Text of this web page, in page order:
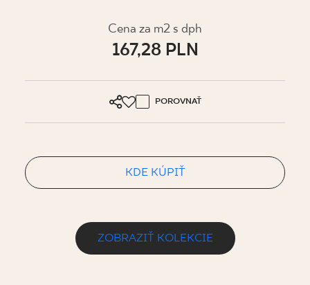
SK DE UK
Cena za m2 s dph
167,28 PLN
POROVNAŤ
KDE KÚPIŤ
ZOBRAZIŤ KOLEKCIE